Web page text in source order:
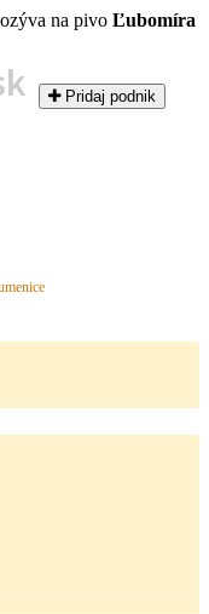
na pivo Ľubomíra
Pridaj podnik